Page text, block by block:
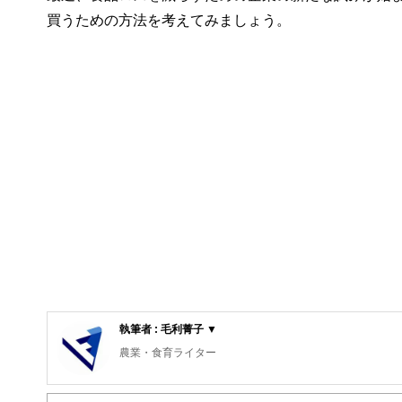
買うための方法を考えてみましょう。
執筆者 : 毛利菁子 ▼
農業・食育ライター
宮城県の穀倉地帯で生まれ育った。